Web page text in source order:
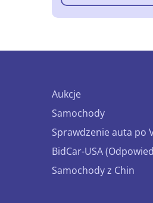
Aukcje
Samochody
Sprawdzenie auta po
BidCar-USA
Samochody z Chin